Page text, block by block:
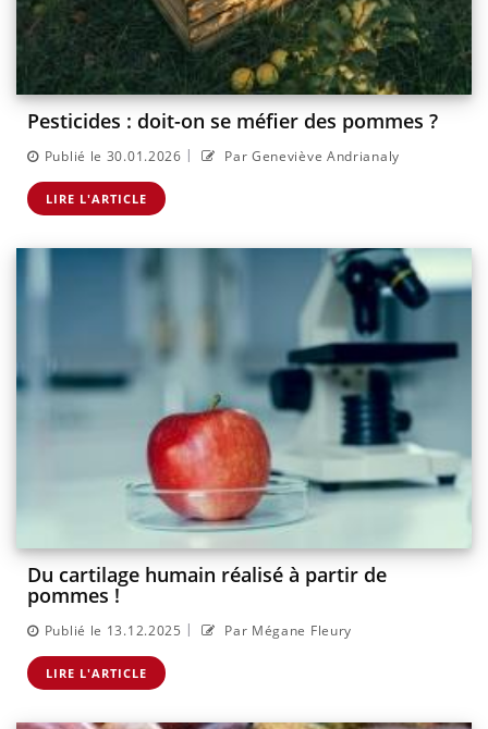
Pesticides : doit-on se méfier des pommes ?
Publié le 30.01.2026 | Par Geneviève Andrianaly
LIRE L'ARTICLE
Du cartilage humain réalisé à partir de
pommes !
Publié le 13.12.2025 | Par Mégane Fleury
LIRE L'ARTICLE